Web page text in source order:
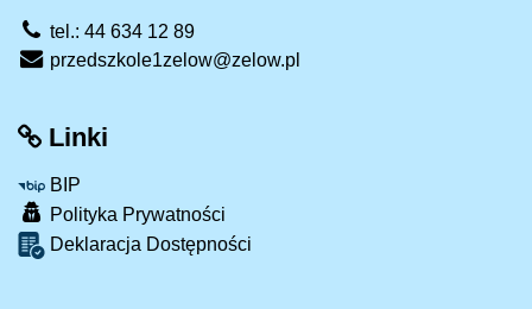
tel.: 44 634 12 89
przedszkole1zelow@zelow.pl
Linki
BIP
Polityka Prywatności
Deklaracja Dostępności